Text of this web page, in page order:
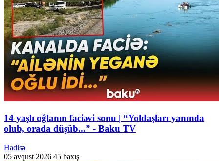
14 yaşlı oğlanın faciəvi sonu | “Yoldaşları yanında
olub, orada düşüb...” - Baku TV
Hadisə
05 avqust 2026 45 baxış